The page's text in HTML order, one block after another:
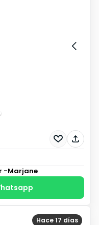
-Marjane
Hace 17 días